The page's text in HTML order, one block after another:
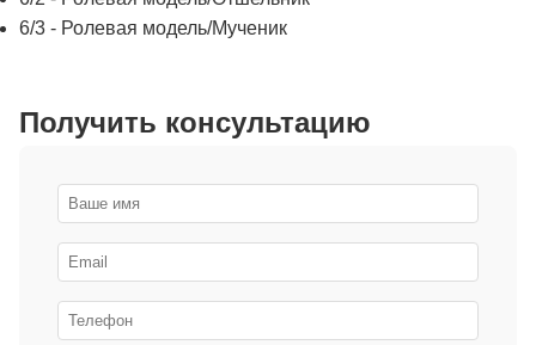
6/3 - Ролевая модель/Мученик
Получить консультацию